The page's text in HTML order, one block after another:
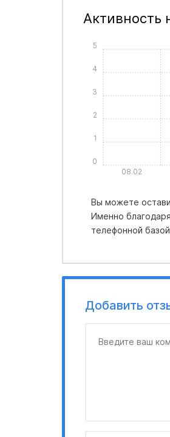
Активность
08.02
0
1
2
3
4
5
Вы можете
Именно
телефонной
Добавить